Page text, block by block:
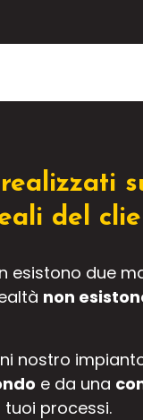
del
esistono due
non
nostro
e da una
tuoi processi.